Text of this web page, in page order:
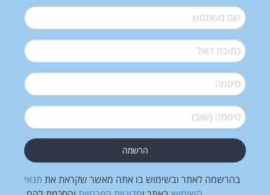
שם משתמש*
דואל*
סיסמה*
סיסמה (שוב)*
בהרשמה לאתר ובשימוש בו אתה מאשר שקראת את תנאי